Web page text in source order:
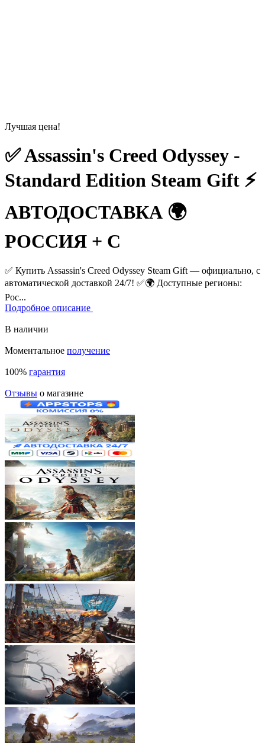
Лучшая цена!
✅ Assassin's Creed Odyssey -
Standard Edition Steam Gift ⚡
АВТОДОСТАВКА 🌍
РОССИЯ + С
✅ Купить Assassin's Creed Odyssey Steam Gift — официально, с
автоматической доставкой 24/7! ✅🌍 Доступные регионы:
Рос...
Подробное описание
В наличии
Моментальное получение
100% гарантия
Отзывы о магазине